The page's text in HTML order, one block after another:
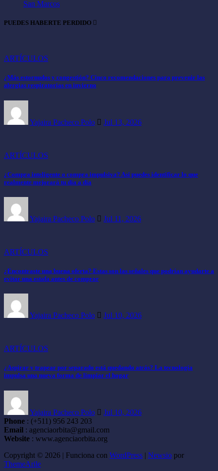
San Marcos
PUEDES HABERTE PERDIDO
ARTÍCULOS
¿Más estornudos y congestión? Cinco recomendaciones para prevenir las
alergias respiratorias en invierno
Yajaira Pacheco Polo Jul 13, 2026
ARTÍCULOS
¿Compra inteligente o compra impulsiva? Así puedes identificar lo que
realmente mejorará tu día a día
Yajaira Pacheco Polo Jul 11, 2026
ARTÍCULOS
¿Encontraste una buena oferta? Estas son las señales que podrían ayudarte a
evitar una estafa antes de comprar
Yajaira Pacheco Polo Jul 10, 2026
ARTÍCULOS
¿Aspirar y trapear por separado está quedando atrás? La tecnología
impulsa una nueva forma de limpiar el hogar
Yajaira Pacheco Polo
Jul 10, 2026
Phone : (+511) 956 243 203
Email : agenciaorbita@gmail.com
Website : www.agenciaorbita.org
Copyright © 2026 | Funciona con WordPress | Newsio por
ThemeArile